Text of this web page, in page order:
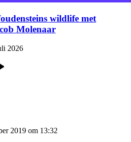
wildlife met
Molenaar
2026
2019 om 13:32